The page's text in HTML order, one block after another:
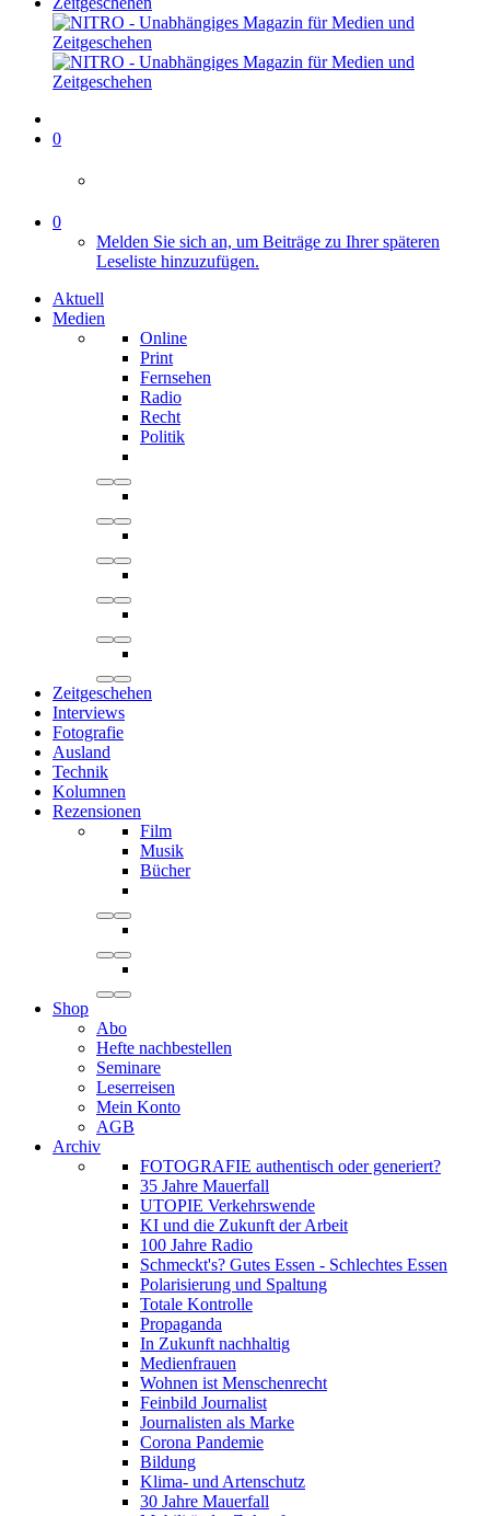
0
0
Melden Sie sich an, um Beiträge zu Ihrer späteren
Leseliste hinzuzufügen.
Aktuell
Medien
Online
Print
Fernsehen
Radio
Recht
Politik
Zeitgeschehen
Interviews
Fotografie
Ausland
Technik
Kolumnen
Rezensionen
Film
Musik
Bücher
Shop
Abo
Hefte nachbestellen
Seminare
Leserreisen
Mein Konto
AGB
Archiv
FOTOGRAFIE authentisch oder generiert?
35 Jahre Mauerfall
UTOPIE Verkehrswende
KI und die Zukunft der Arbeit
100 Jahre Radio
Schmeckt's? Gutes Essen - Schlechtes Essen
Polarisierung und Spaltung
Totale Kontrolle
Propaganda
In Zukunft nachhaltig
Medienfrauen
Wohnen ist Menschenrecht
Feinbild Journalist
Journalisten als Marke
Corona Pandemie
Bildung
Klima- und Artenschutz
30 Jahre Mauerfall